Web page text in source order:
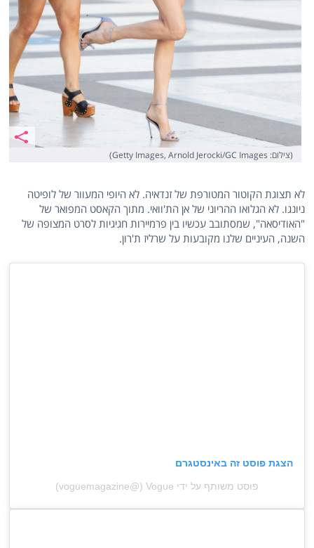
(צילום: Getty Images, Arnold Jerocki/GC Images)
לא תצוגת הקוטור המטורפת של זנדאיה. לא היופי המעוור של לופיטה
ניונגו. לא הגלואו ההריוני של אן הת'וואי. מתוך הקאסט המפואר של
"האודיסאה", שמסתובב עכשיו בין פרמיירות חגיגיות לסרט המצופה של
השנה, העיניים שלנו מקובעות על שרליז ת'רון.
הצגת פוסט זה באינסטגרם
פוסט משותף על ידי ‏‎Vogue‎‏ (@‏‎voguemagazine‎‏)